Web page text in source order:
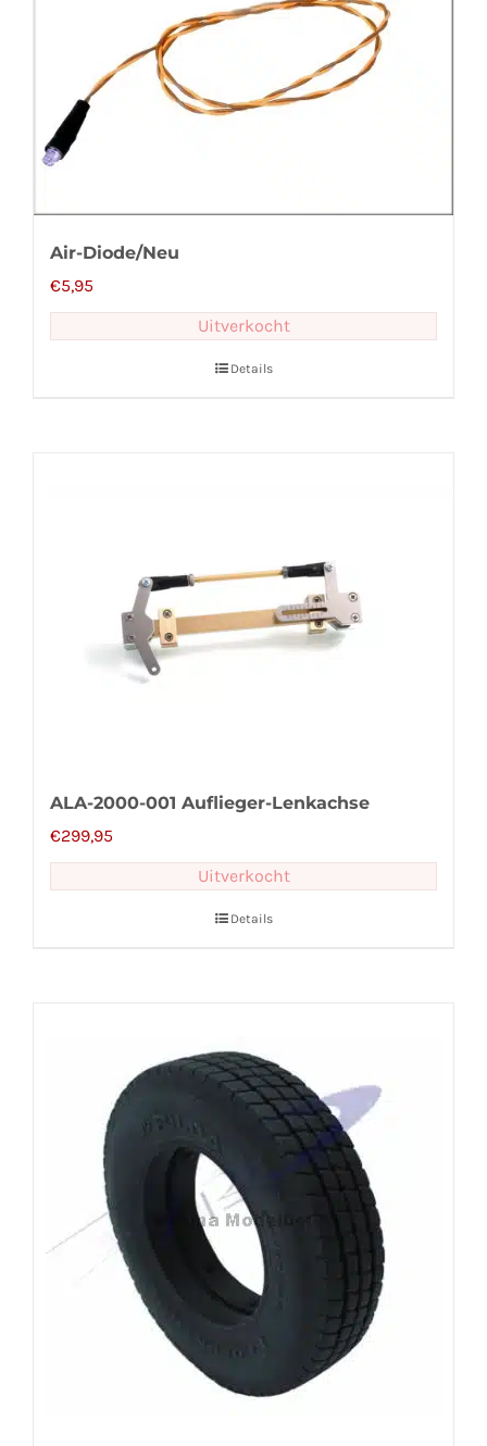
Air-Diode/Neu
€5,95
Uitverkocht
Details
ALA-2000-001 Auflieger-Lenkachse
€299,95
Uitverkocht
Details